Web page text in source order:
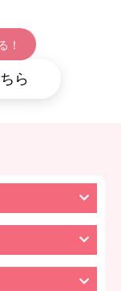
！
ら